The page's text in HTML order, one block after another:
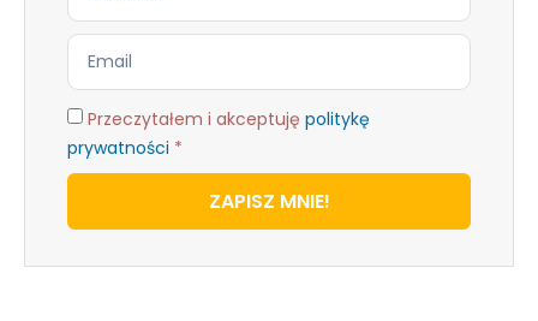
Przeczytałem i akceptuję politykę
prywatności *
ZAPISZ MNIE!